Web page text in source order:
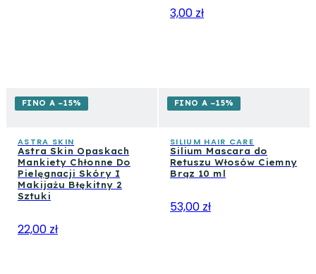
3,00 zł
FINO A −15%
ASTRA SKIN
Astra Skin Opaskach
Mankiety Chłonne Do
Pielęgnacji Skóry I
Makijażu Błękitny 2
Sztuki
22,00 zł
FINO A −15%
SILIUM HAIR CARE
Silium Mascara do
Retuszu Włosów Ciemny
Brąz 10 ml
53,00 zł